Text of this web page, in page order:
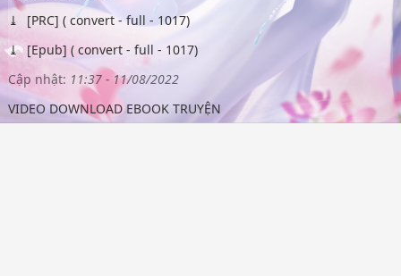
[PRC] ( convert - full - 1017)
[Epub] ( convert - full - 1017)
Cập nhật: 11:37 - 11/08/2022
VIDEO DOWNLOAD EBOOK TRUYỆN